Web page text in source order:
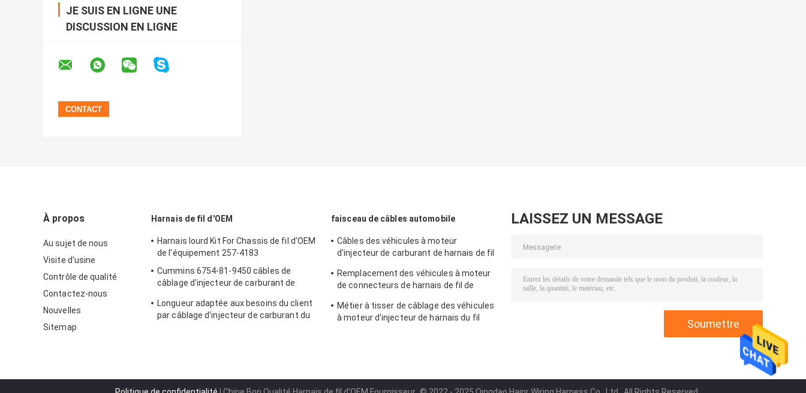
JE SUIS EN LIGNE UNE
DISCUSSION EN LIGNE
À propos
Au sujet de nous
Visite d'usine
Contrôle de qualité
Contactez-nous
Nouvelles
Sitemap
Harnais de fil d'OEM
Harnais lourd Kit For Chassis de fil d'OEM
de l'équipement 257-4183
Cummins 6754-81-9450 câbles de
câblage d'injecteur de carburant de
Longueur adaptée aux besoins du client
par câblage d'injecteur de carburant du
faisceau de câbles automobile
Câbles des véhicules à moteur
d'injecteur de carburant de harnais de fil
Cummins
Remplacement des véhicules à moteur
de connecteurs de harnais de fil de
Métier à tisser de câblage des véhicules
à moteur d'injecteur de harnais du fil
LAISSEZ UN MESSAGE